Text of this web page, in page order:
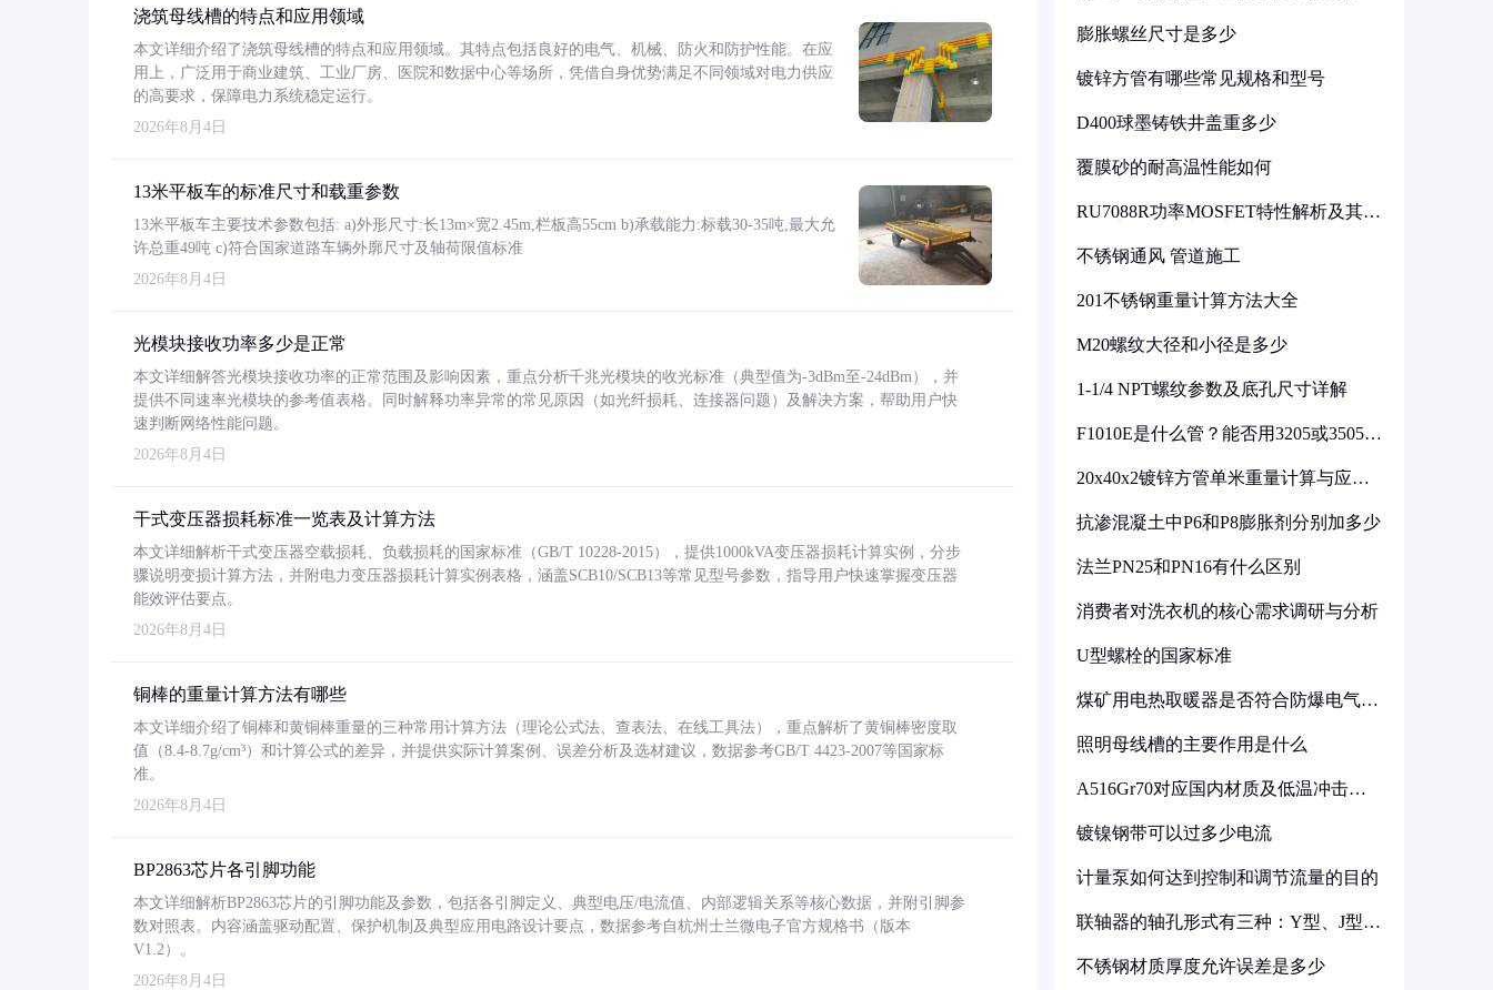
浇筑母线槽的特点和应用领域
本文详细介绍了浇筑母线槽的特点和应用领域。其特点包括良好的电气、机械、防火和防护性能。在应
用上，广泛用于商业建筑、工业厂房、医院和数据中心等场所，凭借自身优势满足不同领域对电力供应
的高要求，保障电力系统稳定运行。
2026年8月4日
13米平板车的标准尺寸和载重参数
13米平板车主要技术参数包括: a)外形尺寸:长13m×宽2.45m,栏板高55cm b)承载能力:标载30-35吨,最大允
许总重49吨 c)符合国家道路车辆外廓尺寸及轴荷限值标准
2026年8月4日
光模块接收功率多少是正常
本文详细解答光模块接收功率的正常范围及影响因素，重点分析千兆光模块的收光标准（典型值为-3dBm至-24dBm），并
提供不同速率光模块的参考值表格。同时解释功率异常的常见原因（如光纤损耗、连接器问题）及解决方案，帮助用户快
速判断网络性能问题。
2026年8月4日
干式变压器损耗标准一览表及计算方法
本文详细解析干式变压器空载损耗、负载损耗的国家标准（GB/T 10228-2015），提供1000kVA变压器损耗计算实例，分步
骤说明变损计算方法，并附电力变压器损耗计算实例表格，涵盖SCB10/SCB13等常见型号参数，指导用户快速掌握变压器
能效评估要点。
2026年8月4日
铜棒的重量计算方法有哪些
本文详细介绍了铜棒和黄铜棒重量的三种常用计算方法（理论公式法、查表法、在线工具法），重点解析了黄铜棒密度取
值（8.4-8.7g/cm³）和计算公式的差异，并提供实际计算案例、误差分析及选材建议，数据参考GB/T 4423-2007等国家标
准。
2026年8月4日
BP2863芯片各引脚功能
本文详细解析BP2863芯片的引脚功能及参数，包括各引脚定义、典型电压/电流值、内部逻辑关系等核心数据，并附引脚参
数对照表。内容涵盖驱动配置、保护机制及典型应用电路设计要点，数据参考自杭州士兰微电子官方规格书（版本
V1.2）。
2026年8月4日
膨胀螺丝尺寸是多少
镀锌方管有哪些常见规格和型号
D400球墨铸铁井盖重多少
覆膜砂的耐高温性能如何
RU7088R功率MOSFET特性解析及其在
不锈钢通风 管道施工
201不锈钢重量计算方法大全
M20螺纹大径和小径是多少
1-1/4 NPT螺纹参数及底孔尺寸详解
F1010E是什么管？能否用3205或3505代
20x40x2镀锌方管单米重量计算与应用
抗渗混凝土中P6和P8膨胀剂分别加多少
法兰PN25和PN16有什么区别
消费者对洗衣机的核心需求调研与分析
U型螺栓的国家标准
煤矿用电热取暖器是否符合防爆电气设
照明母线槽的主要作用是什么
A516Gr70对应国内材质及低温冲击要
镀镍钢带可以过多少电流
计量泵如何达到控制和调节流量的目的
联轴器的轴孔形式有三种：Y型、J型、
不锈钢材质厚度允许误差是多少